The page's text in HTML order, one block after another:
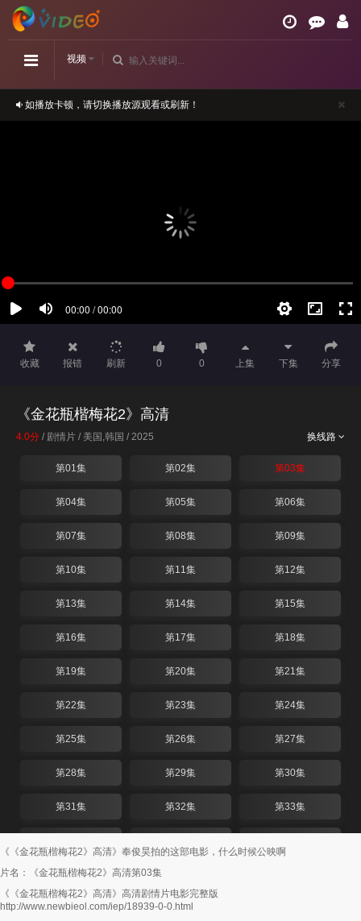
视频
如播放卡顿，请切换播放源观看或刷新！
收藏 报错 刷新 0 0 上集 下集 分享
《金花瓶楷梅花2》高清
换线路
4.0分 / 剧情片 / 美国,韩国 / 2025
第01集 第02集 第03集
第04集 第05集 第06集
第07集 第08集 第09集
第10集 第11集 第12集
第13集 第14集 第15集
第16集 第17集 第18集
第19集 第20集 第21集
第22集 第23集 第24集
第25集 第26集 第27集
第28集 第29集 第30集
第31集 第32集 第33集
第37集
第40集 第41集
《《金花瓶楷梅花2》高清》奉俊昊拍的这部电影，什么时候公映啊
片名：《金花瓶楷梅花2》高清第03集
《《金花瓶楷梅花2》高清》高清剧情片电影完整版
http://www.newbieol.com/iep/18939-0-0.html